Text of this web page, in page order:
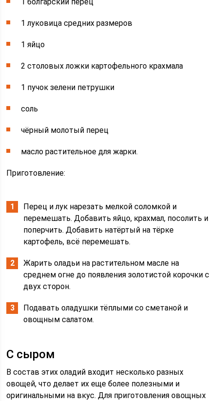
1 луковица средних размеров
1 яйцо
2 столовых ложки картофельного крахмала
1 пучок зелени петрушки
соль
чёрный молотый перец
масло растительное для жарки.
Приготовление:
Перец и лук нарезать мелкой соломкой и
перемешать. Добавить яйцо, крахмал, посолить и
поперчить. Добавить натёртый на тёрке
картофель, всё перемешать.
Жарить оладьи на растительном масле на
среднем огне до появления золотистой корочки с
двух сторон.
Подавать оладушки тёплыми со сметаной и
овощным салатом.
С сыром
В состав этих оладий входит несколько разных
овощей, что делает их еще более полезными и
оригинальными на вкус. Для приготовления овощных